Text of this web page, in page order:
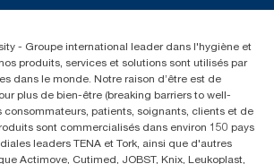
distributeurs
NV- Groupe international leader dans l'hygiène et
produits, services et solutions sont utilisés par
dans le monde. Notre raison d’être est de
plus de bien-être (breaking barriers to well-
consommateurs, patients, soignants, clients et de
sont commercialisés dans environ 150 pays
leaders TENA et Tork, ainsi que d'autres
Actimove, Cutimed, JOBST, Knix, Leukoplast,